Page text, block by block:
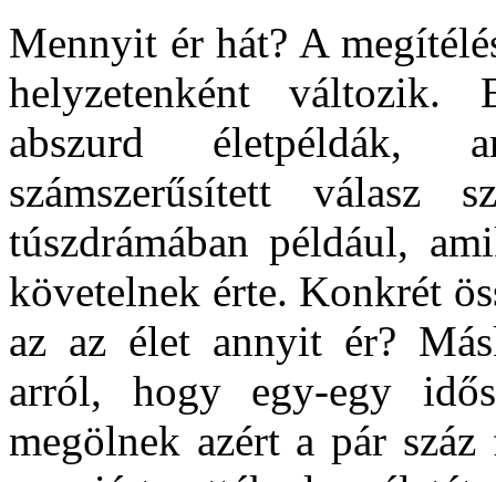
Mennyit ér hát? A
helyzetenként változik.
abszurd életpéldák,
számszerűsített
túszdrámában például,
követelnek érte. Konkrét
az az élet annyit ér?
arról, hogy egy-egy
megölnek azért a pár